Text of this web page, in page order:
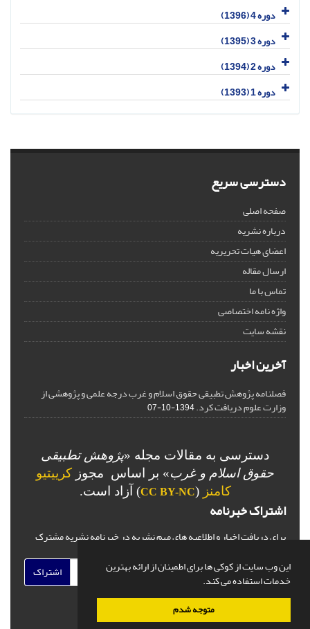
این وب سایت از کوکی ها برای اطمینان از ارائه بهترین
خدمات استفاده می کند.
متوجه شدم
دوره 4 (1396)
دوره 3 (1395)
دوره 2 (1394)
دوره 1 (1393)
دسترسی سریع
صفحه اصلی
درباره نشریه
اعضای هیات تحریریه
ارسال مقاله
تماس با ما
واژه نامه اختصاصی
نقشه سایت
آخرین اخبار
فصلنامه پژوهش تطبیقی حقوق اسلام و غرب درجه علمی و پژوهشی از
وزارت علوم دریافت کرد.1394-10-07
دسترسی به مقالات مجله «پژوهش تطبیقی
حقوق اسلام و غرب» بر اساس مجوز کرییتیو
کامنز (
CC BY-NC) آزاد است.
اشتراک خبرنامه
برای دریافت اخبار و اطلاعیه های مهم نشریه در خبرنامه نشریه مشترک
اشتراک